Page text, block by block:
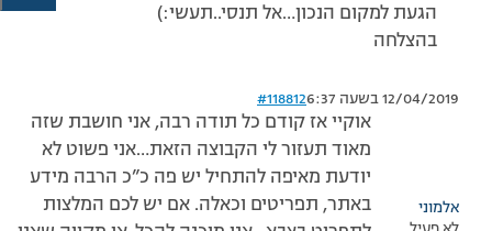
הגעת למקום הנכון…אל תנסי..תעשי:)
בהצלחה
12/04/2019 בשעה 6:37 #118812
אלמוני
אוקיי אז קודם כל תודה רבה, אני חושבת שזה
מאוד תעזור לי הקבוצה הזאת…אני פשוט לא
יודעת מאיפה להתחיל יש פה כ”כ הרבה מידע
באתר, תפריטים וכאלה. אם יש לכם המלצות